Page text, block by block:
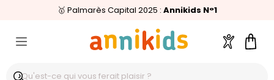
Livraison relais offertedès 59€🚚
🥇 Palmarès Capital 2025 : Annikids N°1
⭐⭐⭐⭐⭐4,6/5(24 000 avis clients)
Compte